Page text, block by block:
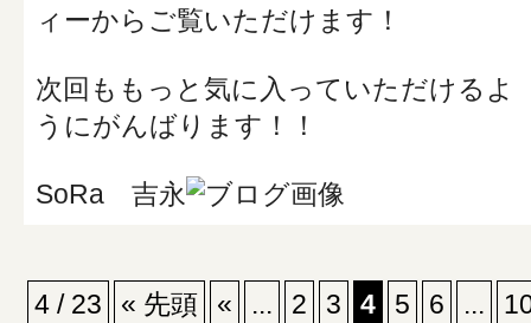
ィーからご覧いただけます！
次回ももっと気に入っていただけるよ
うにがんばります！！
SoRa 吉永
4 / 23 « 先頭 « ... 2 3 4 5 6 ...